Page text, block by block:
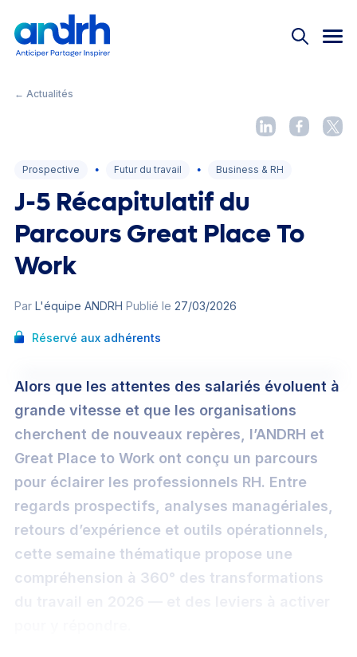
Nos offres
Instances nationales
Partenaires
Événements
Actualités
L'Université
Grand Prix ANDRH
Le magazine
Mémos
#JeunesProsRH
Connexion Adhérer
Conditions d’utilisation
← Actualités
Prospective ● Futur du travail ● Business & RH
J-5 Récapitulatif du
Parcours Great Place To
Work
Par L'équipe ANDRH Publié le 27/03/2026
Réservé aux adhérents
Alors que les attentes des salariés évoluent à
grande vitesse et que les organisations
cherchent de nouveaux repères, l’ANDRH et
Great Place to Work ont conçu un parcours
pour éclairer les professionnels RH. Entre
regards prospectifs, analyses managériales,
retours d’expérience et outils opérationnels,
cette semaine thématique propose une
compréhension à 360° des transformations
Bienvenue !
Pas encore adhérent ?
Connexion